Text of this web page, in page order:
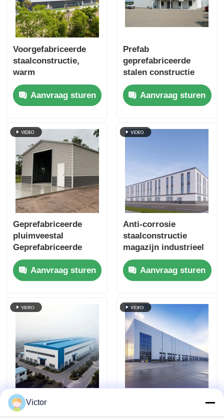
Voorgefabriceerde
staalconstructie,
warm
ondergedompeld
gegalvaniseerd
Aanvraag sturen
Prefab
geprefabriceerde
stalen constructie
magazijn voor
landbouw snelle
constructie Q235B
Aanvraag sturen
Geprefabriceerde
pluimveestal
Geprefabriceerde
pluimveestal stalen
constructie voor
kippenhok
Aanvraag sturen
Anti-corrosie
staalconstructie
magazijn industrieel
metaal werkplaats
schuur gebouw voor
ruwe omgeving
Aanvraag sturen
Economisch
Prefabricated
Victor